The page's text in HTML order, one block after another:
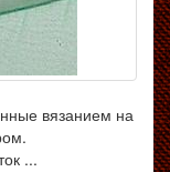
вязанием на
...